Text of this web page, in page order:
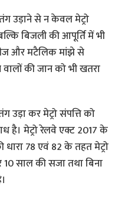
उड़ाने से न केवल मेट्रो
बिजली की आपूर्ति में भी
और मटैलिक मांझे से
की जान को भी खतरा
उड़ा कर मेट्रो संपत्ति को
है। मेट्रो रेलवे एक्ट 2017 के
78 एवं 82 के तहत मेट्रो
साल की सजा तथा बिना